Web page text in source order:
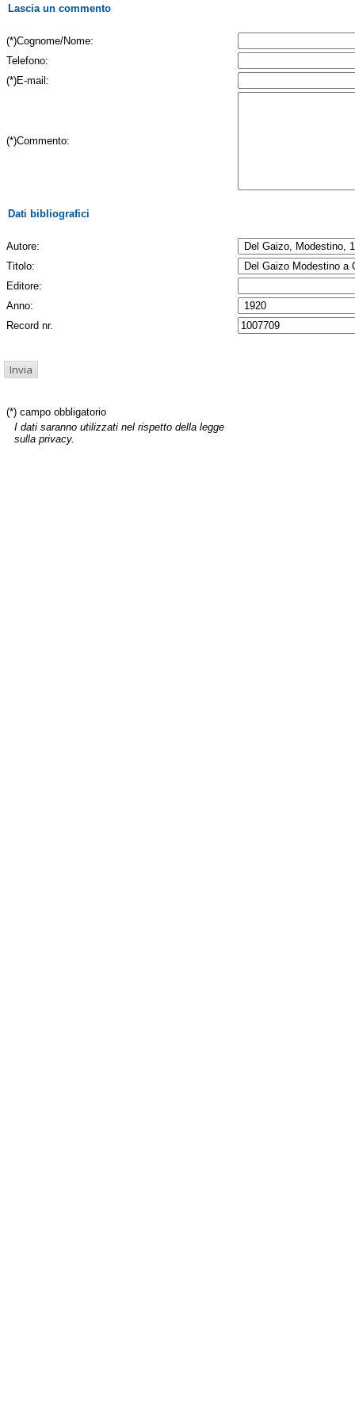
Lascia un commento
(*)Cognome/Nome:
Telefono:
(*)E-mail:
(*)Commento:
Dati bibliografici
Autore:
Titolo:
Editore:
Anno:
Record nr.
(*) campo obbligatorio
I dati saranno utilizzati nel rispetto della legge
sulla privacy.